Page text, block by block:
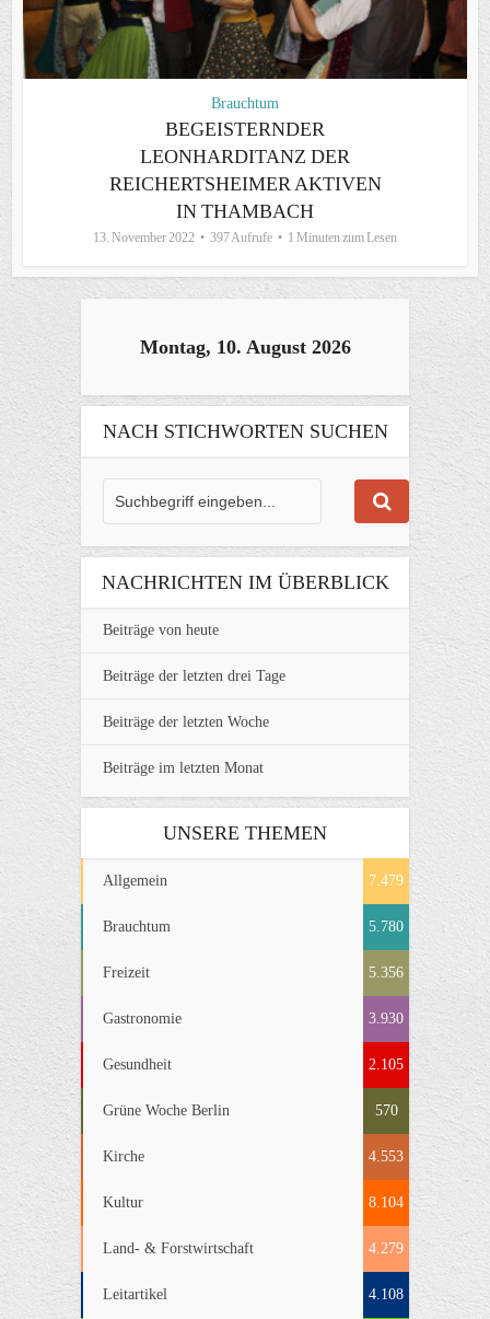
Brauchtum
BEGEISTERNDER
LEONHARDITANZ DER
REICHERTSHEIMER AKTIVEN
IN THAMBACH
13. November 2022 397 Aufrufe 1 Minuten zum Lesen
Montag, 10. August 2026
NACH STICHWORTEN SUCHEN
NACHRICHTEN IM ÜBERBLICK
Beiträge von heute
Beiträge der letzten drei Tage
Beiträge der letzten Woche
Beiträge im letzten Monat
UNSERE THEMEN
Allgemein 7.479
Brauchtum 5.780
Freizeit 5.356
Gastronomie 3.930
Gesundheit 2.105
Grüne Woche Berlin 570
Kirche 4.553
Kultur 8.104
Land- & Forstwirtschaft 4.279
Leitartikel 4.108